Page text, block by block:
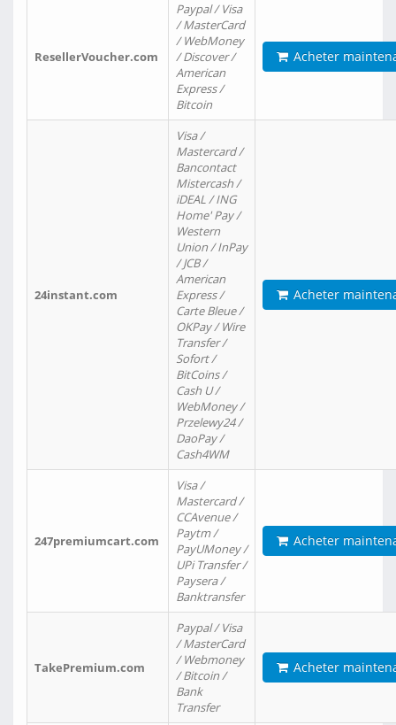
ResellerVoucher.com
Paypal / Visa
/ MasterCard
/ WebMoney
/ Discover /
American
Express /
Bitcoin
Acheter
24instant.com
Visa /
Mastercard /
Bancontact
Mistercash /
iDEAL / ING
Home' Pay /
Western
Union / InPay
/ JCB /
American
Express /
Carte Bleue /
OKPay / Wire
Transfer /
Sofort /
BitCoins /
Cash U /
WebMoney /
Przelewy24 /
DaoPay /
Cash4WM
Acheter
247premiumcart.com
Visa /
Mastercard /
CCAvenue /
Paytm /
PayUMoney /
UPi Transfer /
Paysera /
Banktransfer
Acheter
TakePremium.com
Paypal / Visa
/ MasterCard
/ Webmoney
/ Bitcoin /
Bank
Transfer
Acheter